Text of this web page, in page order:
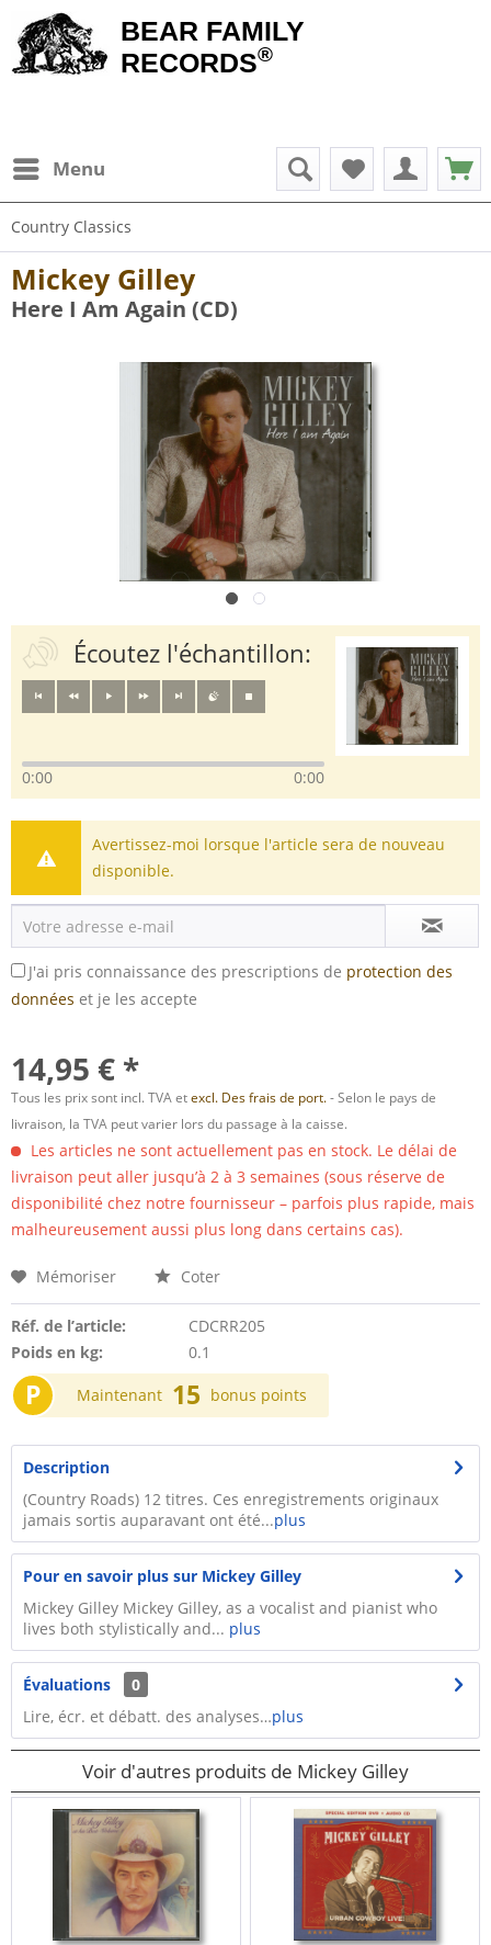
BEAR FAMILY
RECORDS®
Menu
Country Classics
Mickey Gilley
Here I Am Again (CD)
Écoutez l'échantillon:
0:00 0:00
Avertissez-moi lorsque l'article sera de nouveau
disponible.
J'ai pris connaissance des prescriptions de protection des
données et je les accepte
14,95 € *
Tous les prix sont incl. TVA etexcl. Des frais de port.- Selon le pays de
livraison, la TVA peut varier lors du passage à la caisse.
Les articles ne sont actuellement pas en stock. Le délai de
livraison peut aller jusqu’à 2 à 3 semaines (sous réserve de
disponibilité chez notre fournisseur – parfois plus rapide, mais
malheureusement aussi plus long dans certains cas).
Mémoriser Coter
Réf. de l’article:
CDCRR205
Poids en kg:
0.1
P Maintenant 15 bonus points
Description
(Country Roads) 12 titres. Ces enregistrements originaux
jamais sortis auparavant ont été...plus
Pour en savoir plus sur Mickey Gilley
Mickey Gilley Mickey Gilley, as a vocalist and pianist who
lives both stylis­tically and... plus
Évaluations
0
Lire, écr. et débatt. des analyses…plus
Voir d'autres produits de Mickey Gilley